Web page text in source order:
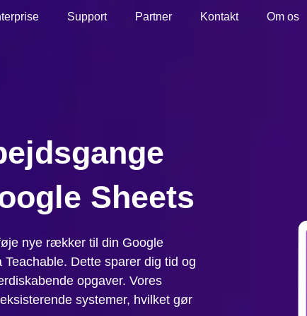
Support Partner Kontakt Om os
Sheets
nye rækker til din Google
Dette sparer dig tid og
opgaver. Vores
systemer, hvilket gør